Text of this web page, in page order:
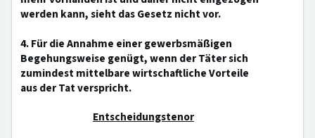
werden kann, sieht das Gesetz nicht vor.
4. Für die Annahme einer gewerbsmäßigen
Begehungsweise genügt, wenn der Täter sich
zumindest mittelbare wirtschaftliche Vorteile
aus der Tat verspricht.
Entscheidungstenor